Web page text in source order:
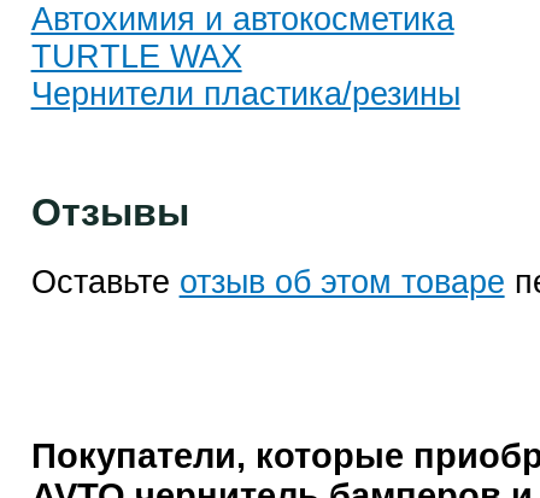
Автохимия и автокосметика
TURTLE WAX
Чернители пластика/резины
Отзывы
Оставьте отзыв об этом товаре
Покупатели, которые